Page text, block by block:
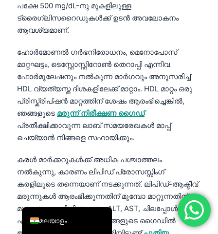
പക്ഷേ 500 mg/dL-നു മുകളിലുള്ള
ട്രൈഗ്ലിസറൈഡുകൾക്ക് ഉടൻ അവലോകനം
ആവശ്യമാണ്.
ഹോർമോണൽ ഗർഭനിരോധനം, മെനോപോസ്
മാറ്റഘട്ടം, ടെസ്റ്റോസ്റ്റിറോൺ തെറാപ്പി എന്നിവ
ഫോർമുലേഷനും നൽകുന്ന മാർഗവും അനുസരിച്ച്
HDL വ്യത്യസ്ത ദിശകളിലേക്ക് മാറ്റാം. HDL മാറ്റം ഒരു
പ്രിസ്ക്രിപ്ഷൻ മാറ്റത്തിന് ശേഷം ആരംഭിച്ചെങ്കിൽ,
ഞങ്ങളുടെ മരുന്ന് നിരീക്ഷണ ഗൈഡ്
പ്രതീക്ഷിക്കാവുന്ന ലാബ് സമയരേഖകൾ മാപ്പ്
ചെയ്യാൻ നിങ്ങളെ സഹായിക്കും.
കരൾ മാർക്കറുകൾക്ക് അധിക പശ്ചാത്തലം
നൽകുന്നു, കാരണം ലിപിഡ് പ്രോസസ്സിംഗ്
കരളിലൂടെ തന്നെയാണ് നടക്കുന്നത്. ലിപിഡ്-ആക്ടീവ്
മരുന്നുകൾ ആരംഭിക്കുന്നതിന് മുമ്പോ മാറ്റുന്നതിന്
മുമ്പോ, പല ചികിത്സകരും ALT, AST, ചിലപ്പോൾ GGT
എന്നിവ പരിശോധിക്കും; ഞങ്ങളുടെ ഗൈഡിൽ
മലയാളം
Deutsch
العربية
Français
עִבְרִית
Italiano
Español
Português
Ελληνικά
简体中文
فارسی